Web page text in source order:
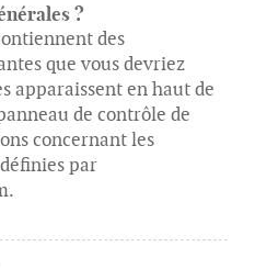
?
des
que vous devriez
apparaissent en haut de
de contrôle de
concernant les
par